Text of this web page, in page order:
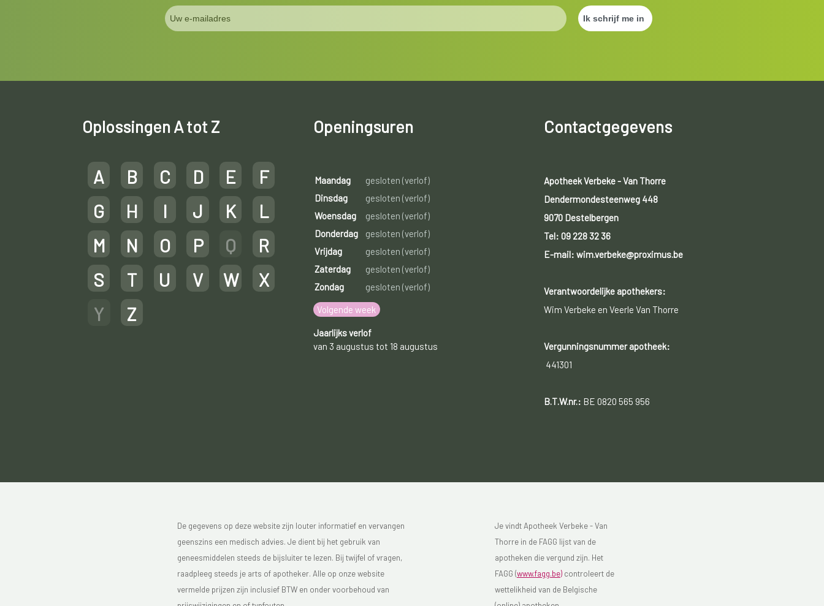
Oplossingen A tot Z
A B C D E
F
G
H I J K
L
M
N O P Q
R
S
T U V W
X
Y
Z
Openingsuren
Maandag
gesloten (verlof)
Dinsdag
gesloten (verlof)
Woensdag
gesloten (verlof)
Donderdag
gesloten (verlof)
Vrijdag
gesloten (verlof)
Zaterdag
gesloten (verlof)
Zondag
gesloten (verlof)
Volgende week
Jaarlijks verlof
van 3 augustus tot 18 augustus
Contactgegevens
Apotheek Verbeke - Van Thorre
Dendermondesteenweg 448
9070 Destelbergen
Tel: 09 228 32 36
E-mail: wim.verbeke@proximus.be
Verantwoordelijke apothekers:
Wim Verbeke en Veerle Van Thorre
Vergunningsnummer apotheek:
441301
B.T.W.nr.: BE 0820 565 956
De gegevens op deze website zijn louter informatief en vervangen
geenszins een medisch advies. Je dient bij het gebruik van
geneesmiddelen steeds de bijsluiter te lezen. Bij twijfel of vragen,
raadpleeg steeds je arts of apotheker. Alle op onze website
vermelde prijzen zijn inclusief BTW en onder voorbehoud van
Je vindt Apotheek Verbeke - Van
Thorre in de FAGG lijst van de
apotheken die vergund zijn. Het
FAGG (www.fagg.be)controleert de
wettelikheid van de Belgische